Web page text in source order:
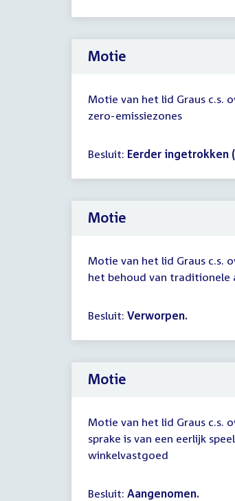
Motie
Motie van het lid Graus c.s.
zero-emissiezones
Besluit: Eerder ingetrokken
Motie
Motie van het lid Graus c.s.
het behoud van traditionele
Besluit: Verworpen.
Motie
Motie van het lid Graus c.s.
sprake is van een eerlijk
winkelvastgoed
Besluit: Aangenomen.